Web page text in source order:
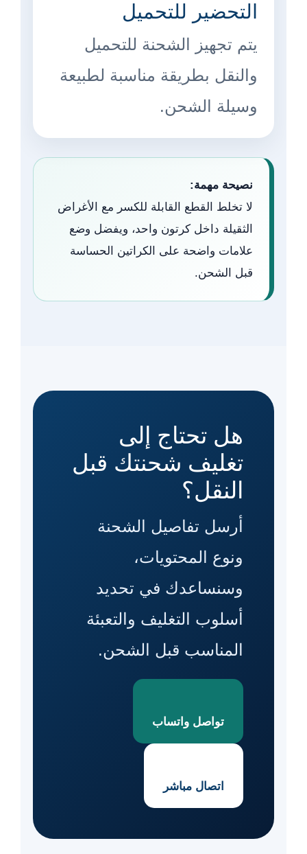
التحضير للتحميل
يتم تجهيز الشحنة للتحميل
والنقل بطريقة مناسبة لطبيعة
وسيلة الشحن.
نصيحة مهمة:
لا تخلط القطع القابلة للكسر مع الأغراض
الثقيلة داخل كرتون واحد، ويفضل وضع
علامات واضحة على الكراتين الحساسة
قبل الشحن.
هل تحتاج إلى
تغليف شحنتك قبل
النقل؟
أرسل تفاصيل الشحنة
ونوع المحتويات،
وسنساعدك في تحديد
أسلوب التغليف والتعبئة
المناسب قبل الشحن.
تواصل واتساب
اتصال مباشر